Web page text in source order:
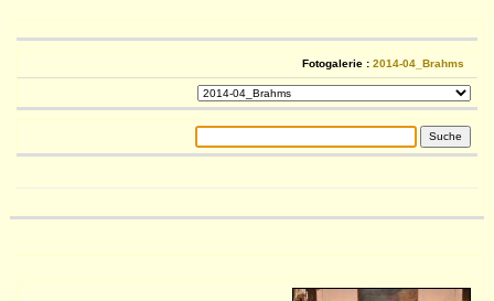
Fotogalerie : 2014-04_Brahms